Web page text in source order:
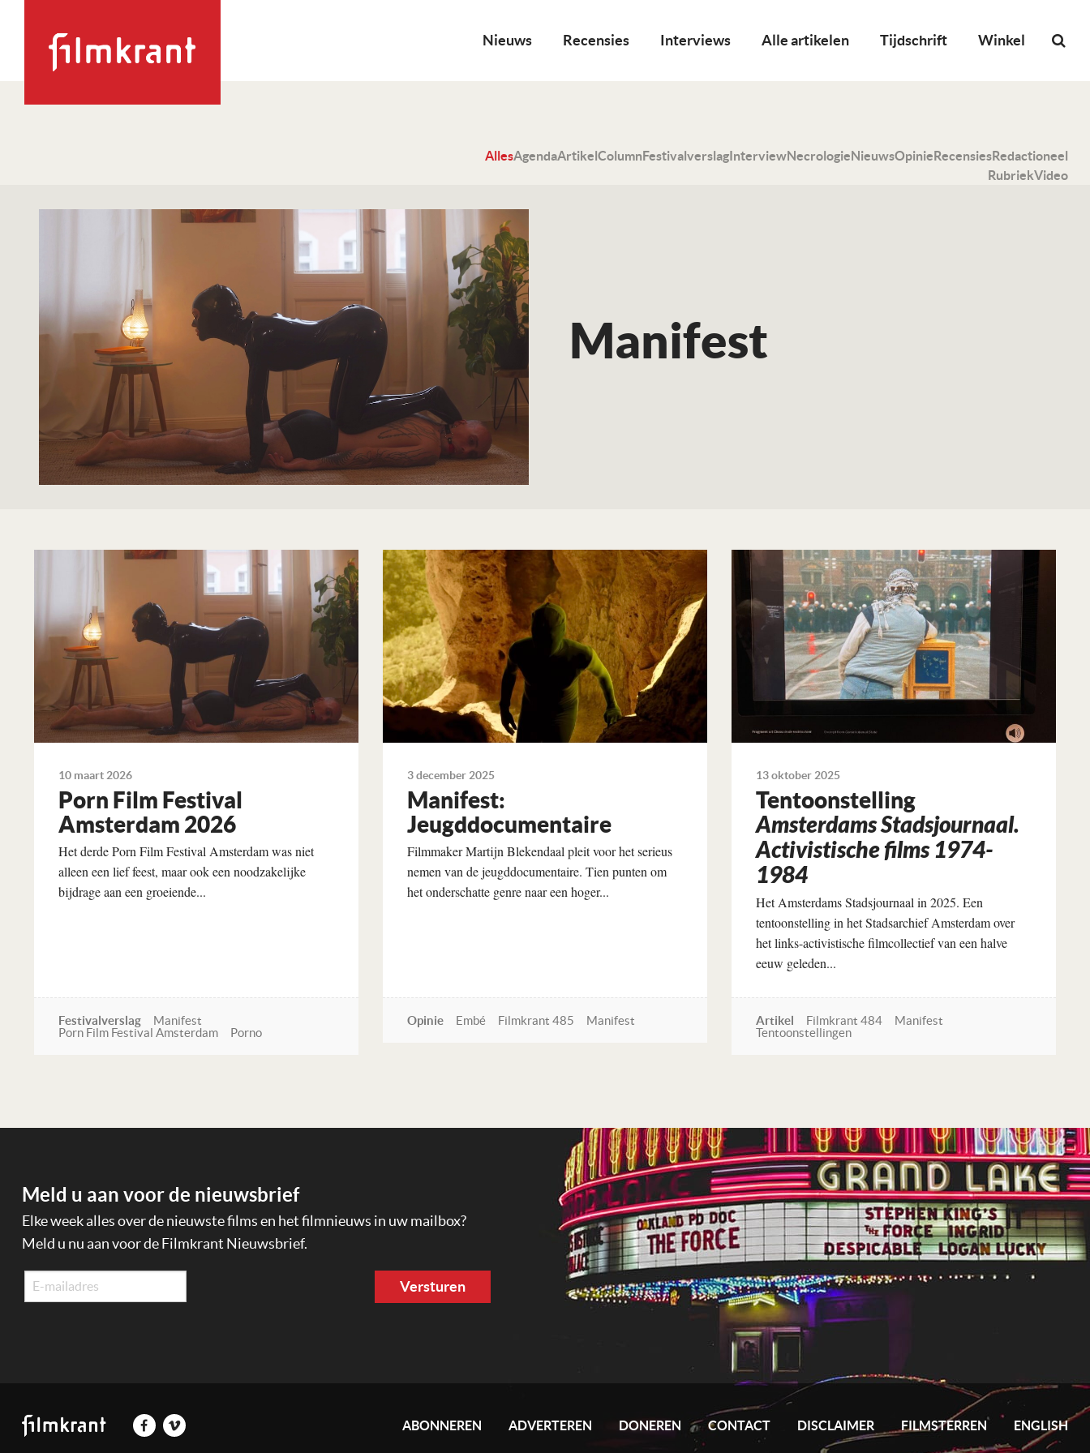
Nieuws Recensies Interviews Alle artikelen Tijdschrift Winkel
AllesAgendaArtikelColumnFestivalverslagInterviewNecrologieNieuwsOpinieRecensiesRedactioneel
RubriekVideo
Manifest
10 maart 2026
Porn Film Festival
Amsterdam 2026
Het derde Porn Film Festival Amsterdam was niet
alleen een lief feest, maar ook een noodzakelijke
bijdrage aan een groeiende...
Festivalverslag
Manifest
Porn Film Festival Amsterdam
Porno
3 december 2025
Manifest:
Jeugddocumentaire
Filmmaker Martijn Blekendaal pleit voor het serieus
nemen van de jeugddocumentaire. Tien punten om
het onderschatte genre naar een hoger...
Opinie Embé Filmkrant 485 Manifest
13 oktober 2025
Tentoonstelling
Amsterdams Stadsjournaal.
Activistische films 1974-
1984
Het Amsterdams Stadsjournaal in 2025. Een
tentoonstelling in het Stadsarchief Amsterdam over
het links-activistische filmcollectief van een halve
eeuw geleden...
Artikel Filmkrant 484
Manifest
Tentoonstellingen
Meld u aan voor de nieuwsbrief
Elke week alles over de nieuwste films en het filmnieuws in uw mailbox?
Meld u nu aan voor de Filmkrant Nieuwsbrief.
ABONNEREN ADVERTEREN DONEREN CONTACT DISCLAIMER FILMSTERREN ENGLISH